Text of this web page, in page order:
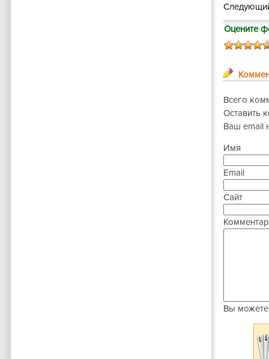
Оцените
Всего
Оставить
Ваш email
Имя
Email
Сайт
Вы